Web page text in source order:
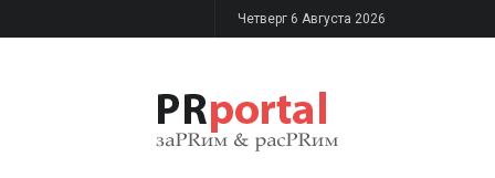
Перейти к основному содержаниюЧетверг 6 Августа 2026